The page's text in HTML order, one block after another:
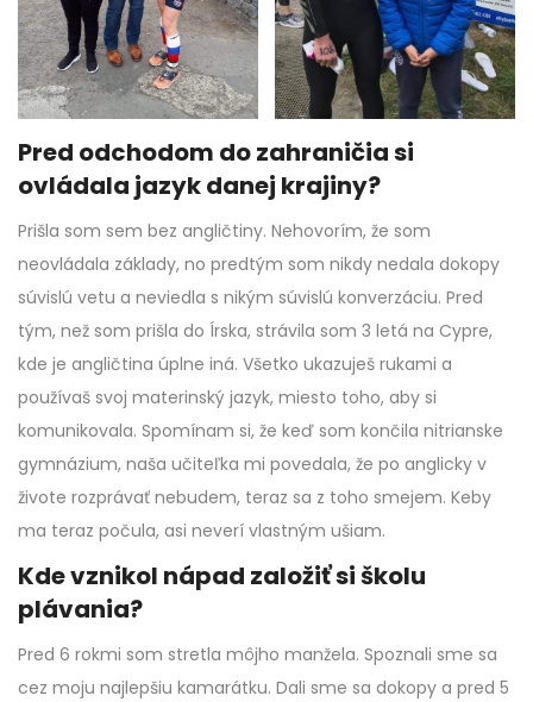
Pred odchodom do zahraničia si
ovládala jazyk danej krajiny?
Prišla som sem bez angličtiny. Nehovorím, že som
neovládala základy, no predtým som nikdy nedala dokopy
súvislú vetu a neviedla s nikým súvislú konverzáciu. Pred
tým, než som prišla do Írska, strávila som 3 letá na Cypre,
kde je angličtina úplne iná. Všetko ukazuješ rukami a
používaš svoj materinský jazyk, miesto toho, aby si
komunikovala. Spomínam si, že keď som končila nitrianske
gymnázium, naša učiteľka mi povedala, že po anglicky v
živote rozprávať nebudem, teraz sa z toho smejem. Keby
ma teraz počula, asi neverí vlastným ušiam.
Kde vznikol nápad založiť si školu
plávania?
Pred 6 rokmi som stretla môjho manžela. Spoznali sme sa
cez moju najlepšiu kamarátku. Dali sme sa dokopy a pred 5